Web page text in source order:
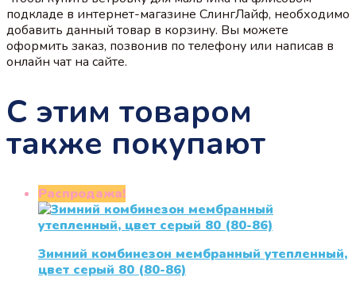
подкладе в интернет-магазине СлингЛайф, необходимо
добавить данный товар в корзину. Вы можете
оформить заказ, позвонив по телефону или написав в
онлайн чат на сайте.
С этим товаром
также покупают
Распродажа!
Зимний комбинезон мембранный утепленный,
цвет серый 80 (80-86)